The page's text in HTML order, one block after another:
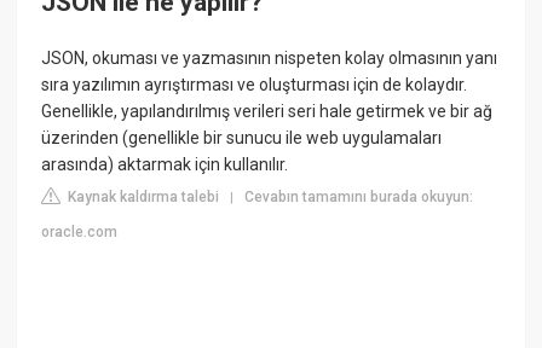
JSON, okuması ve yazmasının nispeten kolay olmasının yanı
sıra yazılımın ayrıştırması ve oluşturması için de kolaydır.
Genellikle, yapılandırılmış verileri seri hale getirmek ve bir ağ
üzerinden (genellikle bir sunucu ile web uygulamaları
arasında) aktarmak için kullanılır.
Kaynak kaldırma talebi |Cevabın tamamını burada okuyun:
oracle.com